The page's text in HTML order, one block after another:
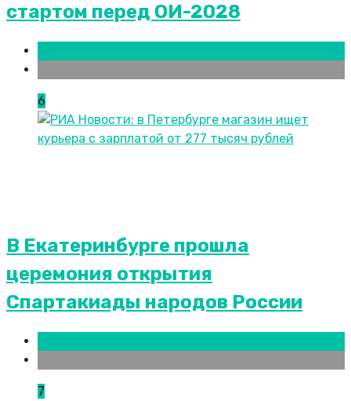
стартом перед ОИ-2028
6
В Екатеринбурге прошла
церемония открытия
Спартакиады народов России
7